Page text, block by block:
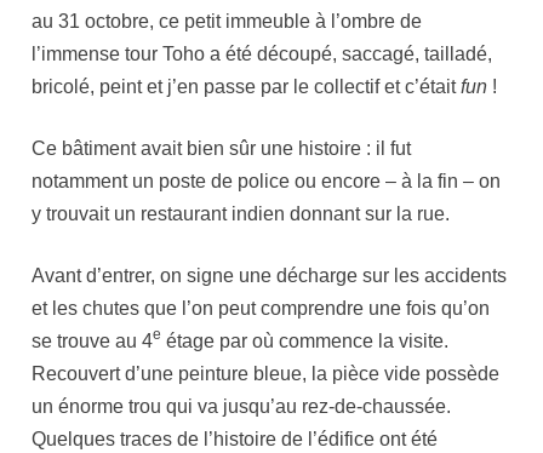
au 31 octobre, ce petit immeuble à l’ombre de
l’immense tour Toho a été découpé, saccagé, tailladé,
bricolé, peint et j’en passe par le collectif et c’étaitfun !
Ce bâtiment avait bien sûr une histoire : il fut
notamment un poste de police ou encore – à la fin – on
y trouvait un restaurant indien donnant sur la rue.
Avant d’entrer, on signe une décharge sur les accidents
et les chutes que l’on peut comprendre une fois qu’on
se trouve au 4e étage par où commence la visite.
Recouvert d’une peinture bleue, la pièce vide possède
un énorme trou qui va jusqu’au rez-de-chaussée.
Quelques traces de l’histoire de l’édifice ont été